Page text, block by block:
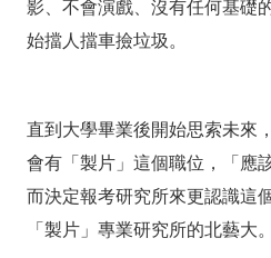
影、不會演戲、沒有任何基礎
始擋人擋車撿垃圾。
直到大學畢業後開始思索未來
會有「製片」這個職位，「應
而決定報考研究所來更認識這
「製片」專業研究所的北藝大。